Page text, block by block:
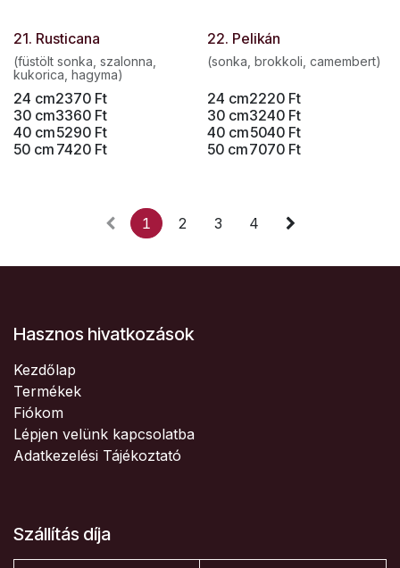
21. Rusticana
(füstölt sonka, szalonna,
kukorica, hagyma)
24 cm2370 Ft
30 cm3360 Ft
40 cm5290 Ft
50 cm 7420 Ft
22. Pelikán
(sonka, brokkoli, camembert)
24 cm2220Ft
30 cm3240Ft
40 cm5040Ft
50 cm7070Ft
1 2 3 4
Hasznos hivatkozások
Kezdőlap
Termékek
Fiókom
Lépjen velünk kapcsolatba
Adatkezelési Tájékoztató
Szállítás díja